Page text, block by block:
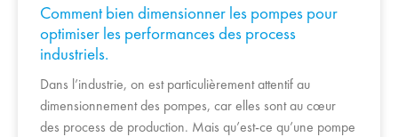
Comment bien dimensionner les pompes pour
optimiser les performances des process
industriels.
Dans l’industrie, on est particulièrement attentif au
dimensionnement des pompes, car elles sont au cœur
des process de production. Mais qu’est-ce qu’une pompe